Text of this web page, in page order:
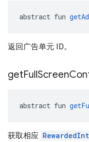
abstract fun
返回广告单元 ID。
getFullScreen
abstract fun
获取相应